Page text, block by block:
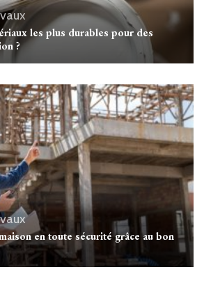
les plus durables pour des
?
en toute sécurité grâce au bon